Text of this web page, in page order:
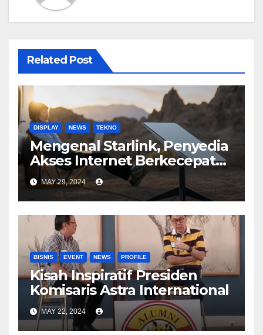
Related Post
DISPLAY NEWS TEKNO
Mengenal Starlink, Penyedia
Akses Internet Berkecepatan
Tinggi
MAY 29, 2024
BISNIS EVENT NEWS PROFILE
Kisah Inspiratif Presiden
Komisaris Astra International
MAY 22, 2024